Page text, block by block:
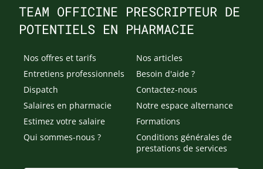
TEAM OFFICINE PRESCRIPTEUR DE
POTENTIELS EN PHARMACIE
Nos offres et tarifs
Entretiens professionnels
Dispatch
Salaires en pharmacie
Estimez votre salaire
Qui sommes-nous ?
Nos articles
Besoin d'aide ?
Contactez-nous
Notre espace alternance
Formations
Conditions générales de
prestations de services